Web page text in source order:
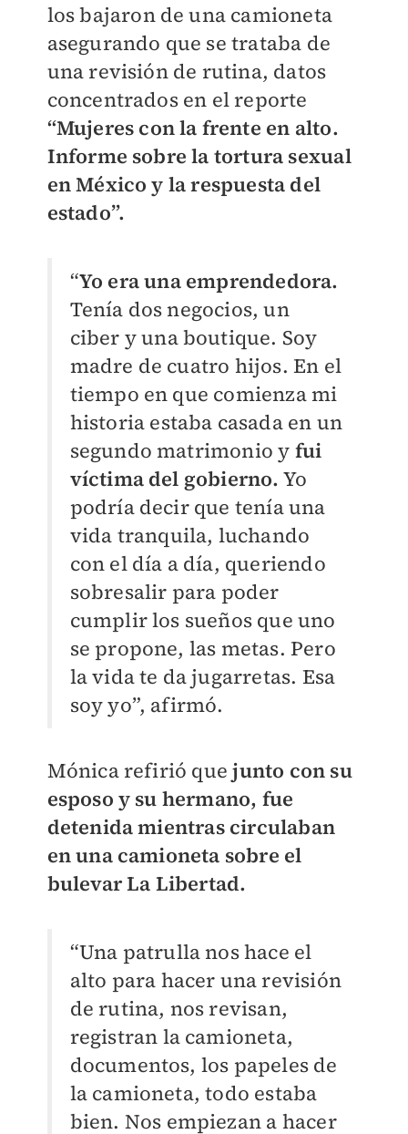
los bajaron de una camioneta
asegurando que se trataba de
una revisión de rutina, datos
concentrados en el reporte
“Mujeres con la frente en alto.
Informe sobre la tortura sexual
en México y la respuesta del
estado”.
“Yo era una emprendedora.
Tenía dos negocios, un
ciber y una boutique. Soy
madre de cuatro hijos. En el
tiempo en que comienza mi
historia estaba casada en un
segundo matrimonio y fui
víctima del gobierno. Yo
podría decir que tenía una
vida tranquila, luchando
con el día a día, queriendo
sobresalir para poder
cumplir los sueños que uno
se propone, las metas. Pero
la vida te da jugarretas. Esa
soy yo”, afirmó.
Mónica refirió quejunto con su
esposo y su hermano, fue
detenida mientras circulaban
en una camioneta sobre el
bulevar La Libertad.
“Una patrulla nos hace el
alto para hacer una revisión
de rutina, nos revisan,
registran la camioneta,
documentos, los papeles de
la camioneta, todo estaba
bien. Nos empiezan a hacer